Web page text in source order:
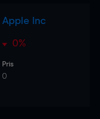
Apple Inc
0%
Pris
0